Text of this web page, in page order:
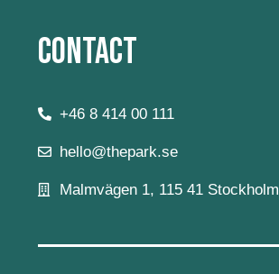
Contact
+46 8 414 00 111
hello@thepark.se
Malmvägen 1, 115 41 Stockholm